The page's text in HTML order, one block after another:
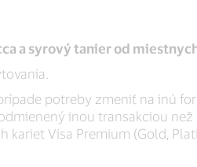
a syrový tanier od
potreby zmeniť na inú
inou transakciou
Visa Premium (Gold,